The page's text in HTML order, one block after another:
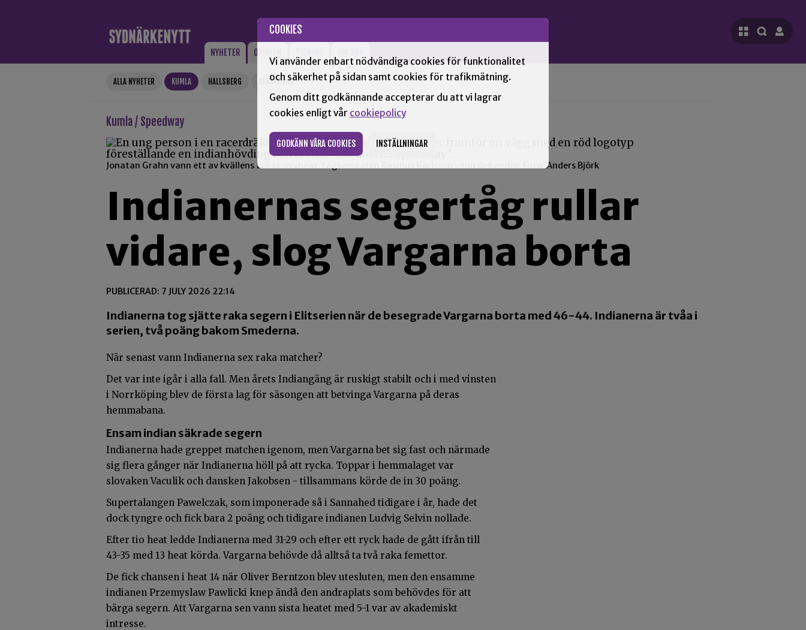
COOKIES
Vi använder enbart nödvändiga cookies för funktionalitet
och säkerhet på sidan samt cookies för trafikmätning.
Genom ditt godkännande accepterar du att vi lagrar
cookies enligt vår cookiepolicy
GODKÄNN VÅRA COOKIES INSTÄLLNINGAR
NYHETER OPINION
ALLA NYHETER KUMLA HALLSBERG ASKERSUND +
Kumla / Speedway
Jonatan Grahn vann ett av kvällens två reservheat. Lagkamraten Rasmus Karlsson vann det andra. Foto: Anders Björk
Indianernas segertåg rullar
vidare, slog Vargarna borta
PUBLICERAD: 7 JULY 2026 22:14
Indianerna tog sjätte raka segern i Elitserien när de besegrade Vargarna borta med 46-44. Indianerna är tvåa i
serien, två poäng bakom Smederna.
När senast vann Indianerna sex raka matcher?
Det var inte igår i alla fall. Men årets Indiangäng är ruskigt stabilt och i med vinsten
i Norrköping blev de första lag för säsongen att betvinga Vargarna på deras
hemmabana.
Ensam indian säkrade segern
Indianerna hade greppet matchen igenom, men Vargarna bet sig fast och närmade
sig flera gånger när Indianerna höll på att rycka. Toppar i hemmalaget var
slovaken Vaculik och dansken Jakobsen - tillsammans körde de in 30 poäng.
Supertalangen Pawelczak, som imponerade så i Sannahed tidigare i år, hade det
dock tyngre och fick bara 2 poäng och tidigare indianen Ludvig Selvin nollade.
Efter tio heat ledde Indianerna med 31-29 och efter ett ryck hade de gått ifrån till
43-35 med 13 heat körda. Vargarna behövde då alltså ta två raka femettor.
De fick chansen i heat 14 när Oliver Berntzon blev utesluten, men den ensamme
indianen Przemyslaw Pawlicki knep ändå den andraplats som behövdes för att
bärga segern. Att Vargarna sen vann sista heatet med 5-1 var av akademiskt
intresse.